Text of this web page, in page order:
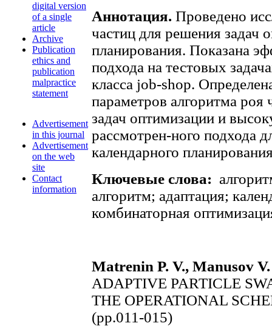
digital version
of a single
article
Archive
Publication
ethics and
publication
malpractice
statement
Advertisement
in this journal
Advertisement
on the web
site
Contact
information
Аннотация. Проведено
частиц для решения задач
планирования. Показана
подхода на тестовых
класса job-shop.
параметров алгоритма
задач оптимизации и
рассмотрен-ного подхода
календарного
Ключевые слова:
алгоритм; адаптация;
комбинаторная
Matrenin P. V., Manusov
ADAPTIVE PARTICLE
THE OPERATIONAL
(pp.011-015)